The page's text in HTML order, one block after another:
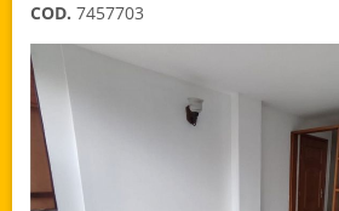
COD. 7457703